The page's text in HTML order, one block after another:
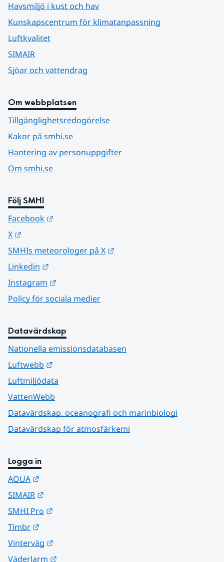
Havsmiljö i kust och hav
Kunskapscentrum för klimatanpassning
Luftkvalitet
SIMAIR
Sjöar och vattendrag
Om webbplatsen
Tillgänglighetsredogörelse
Kakor på smhi.se
Hantering av personuppgifter
Om smhi.se
Följ SMHI
Facebook
X
SMHIs meteorologer på X
Linkedin
Instagram
Policy för sociala medier
Datavärdskap
Nationella emissionsdatabasen
Luftwebb
Luftmiljödata
VattenWebb
Datavärdskap, oceanografi och marinbiologi
Datavärdskap för atmosfärkemi
Logga in
AQUA
SIMAIR
SMHI Pro
Timbr
Vinterväg
Väderlarm